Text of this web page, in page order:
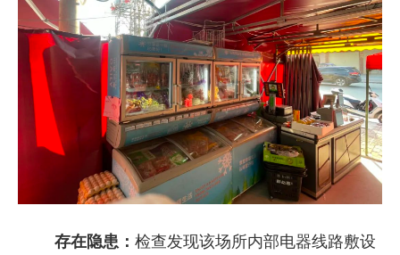
存在隐患： 检查发现该场所内部电器线路敷设